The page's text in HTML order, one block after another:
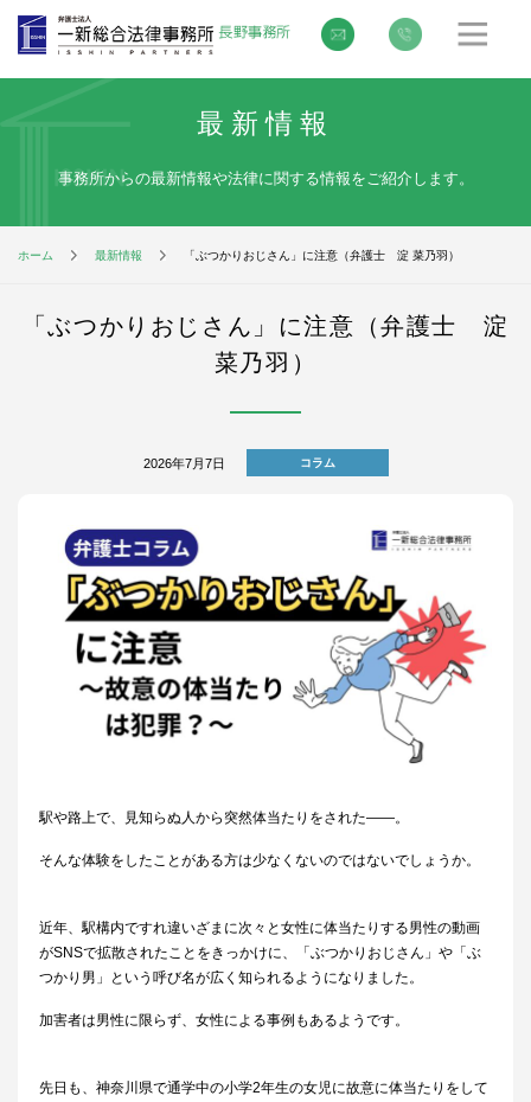
最新情報
事務所からの最新情報や法律に関する情報をご紹介します。
ホーム 最新情報 「ぶつかりおじさん」に注意（弁護士 淀 菜乃羽）
「ぶつかりおじさん」に注意（弁護士 淀
菜乃羽）
2026年7月7日 コラム
駅や路上で、見知らぬ人から突然体当たりをされた――。
そんな体験をしたことがある方は少なくないのではないでしょうか。
近年、駅構内ですれ違いざまに次々と女性に体当たりする男性の動画
がSNSで拡散されたことをきっかけに、「ぶつかりおじさん」や「ぶ
つかり男」という呼び名が広く知られるようになりました。
加害者は男性に限らず、女性による事例もあるようです。
先日も、神奈川県で通学中の小学2年生の女児に故意に体当たりをして